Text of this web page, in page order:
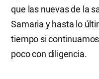
que las nuevas de la
Samaria y hasta lo
tiempo si
poco con diligencia.